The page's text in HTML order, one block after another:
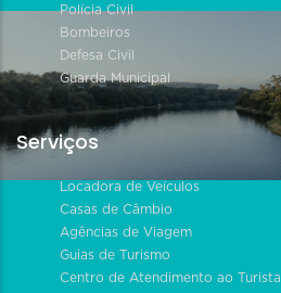
Polícia Civil
Bombeiros
Defesa Civil
Guarda Municipal
Serviços
Locadora de Veículos
Casas de Câmbio
Agências de Viagem
Guias de Turismo
Centro de Atendimento ao Turista